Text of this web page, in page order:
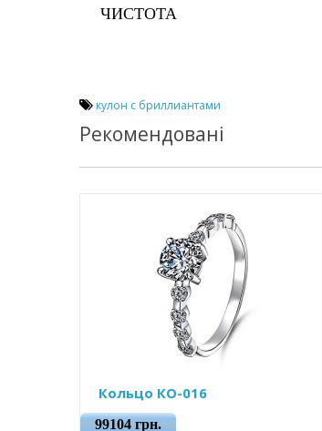
ЧИСТОТА
кулон с бриллиантами
Рекомендовані
Кольцо КО-016
99104 грн.